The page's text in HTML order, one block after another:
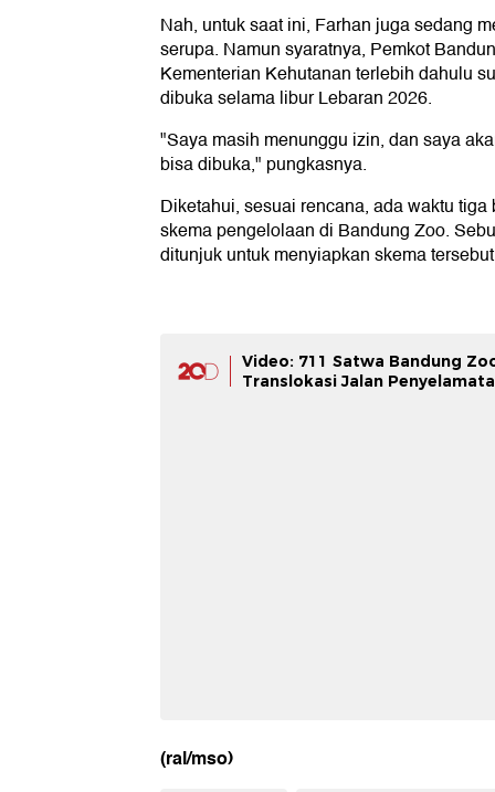
Nah, untuk saat ini, Farhan juga sedang
serupa. Namun syaratnya, Pemkot
Kementerian Kehutanan terlebih dahulu
dibuka selama libur Lebaran 2026.
"Saya masih menunggu izin, dan saya
bisa dibuka," pungkasnya.
Diketahui, sesuai rencana, ada waktu
skema pengelolaan di Bandung Zoo.
ditunjuk untuk menyiapkan skema
Video: 711 Satwa Bandung
Translokasi Jalan
(ral/mso)